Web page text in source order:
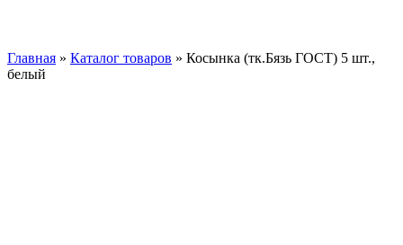
Главная » Каталог товаров » Косынка (тк.Бязь ГОСТ) 5 шт.,
белый